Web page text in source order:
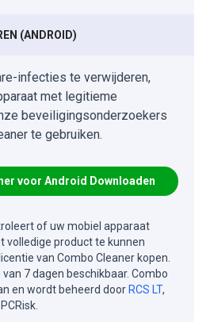
(ANDROID)
infecties te verwijderen,
met legitieme
beveiligingsonderzoekers
te gebruiken.
voor Android Downloaden
of uw mobiel apparaat
volledige product te kunnen
van Combo Cleaner kopen.
7 dagen beschikbaar. Combo
en wordt beheerd door RCS LT,